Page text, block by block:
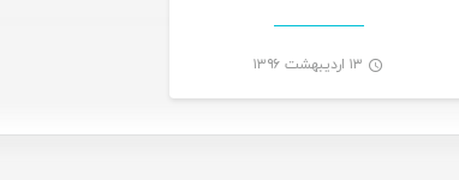
۱۳ اردیبهشت ۱۳۹۶